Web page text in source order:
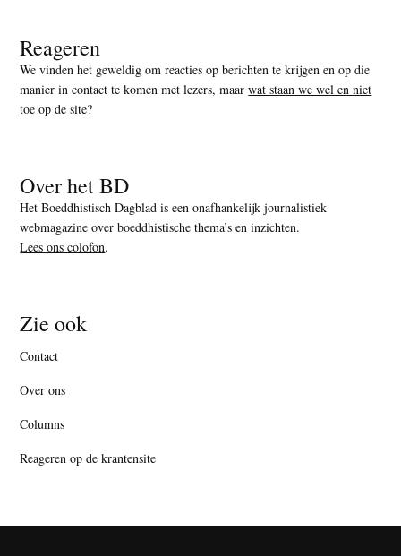
Reageren
We vinden het geweldig om reacties op berichten te krijgen en op die
manier in contact te komen met lezers, maarwat staan we wel en niet
toe op de site?
Over het BD
Het Boeddhistisch Dagblad is een onafhankelijk journalistiek
webmagazine over boeddhistische thema’s en inzichten.
Lees ons colofon.
Zie ook
Contact
Over ons
Columns
Reageren op de krantensite